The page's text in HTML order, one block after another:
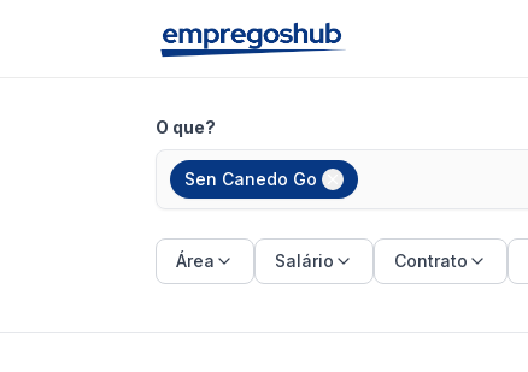
O que?
Sen Canedo Go
Área Salário Contrato